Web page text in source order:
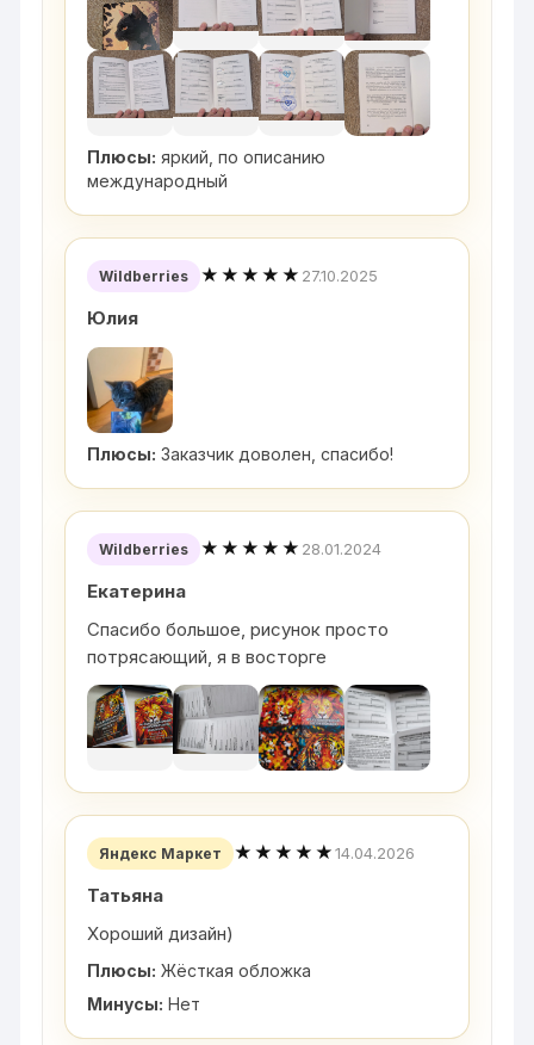
Плюсы: яркий, по описанию
международный
Wildberries ★★★★★ 27.10.2025
Юлия
Плюсы: Заказчик доволен, спасибо!
Wildberries ★★★★★ 28.01.2024
Екатерина
Спасибо большое, рисунок просто
потрясающий, я в восторге
Яндекс Маркет ★★★★★14.04.2026
Татьяна
Хороший дизайн)
Плюсы: Жёсткая обложка
Минусы: Нет